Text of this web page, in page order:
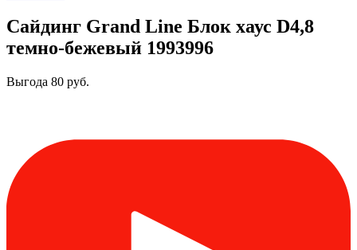
Сайдинг Grand Line Блок хаус D4,8
темно-бежевый 1993996
Выгода 80 руб.